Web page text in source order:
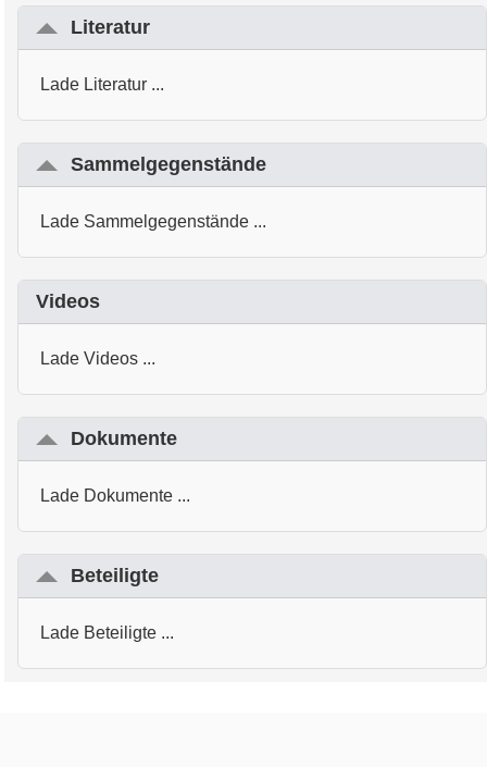
Literatur
Lade Literatur ...
Sammelgegenstände
Lade Sammelgegenstände ...
Videos
Lade Videos ...
Dokumente
Lade Dokumente ...
Beteiligte
Lade Beteiligte ...